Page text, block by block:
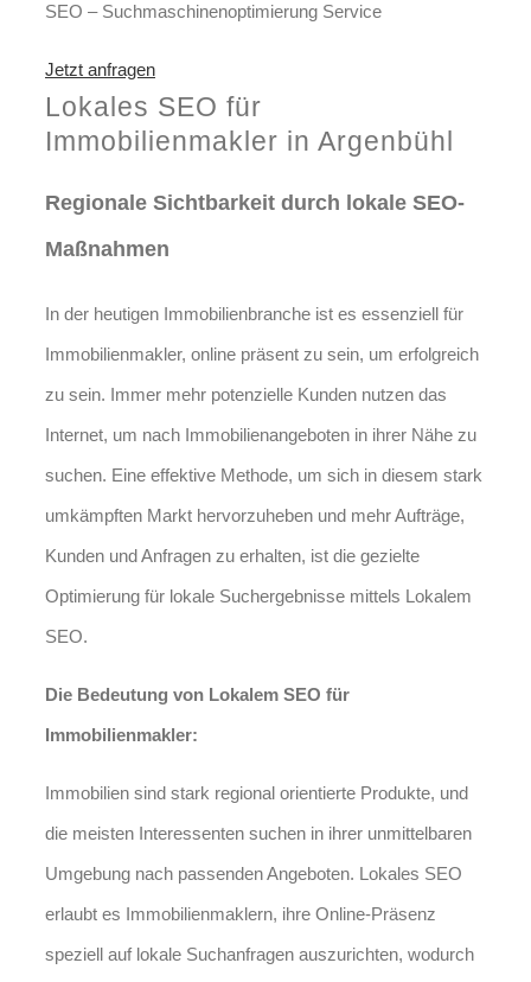
SEO – Suchmaschinenoptimierung Service
Jetzt anfragen
Lokales SEO für
Immobilienmakler in Argenbühl
Regionale Sichtbarkeit durch lokale SEO-
Maßnahmen
In der heutigen Immobilienbranche ist es essenziell für
Immobilienmakler, online präsent zu sein, um erfolgreich
zu sein. Immer mehr potenzielle Kunden nutzen das
Internet, um nach Immobilienangeboten in ihrer Nähe zu
suchen. Eine effektive Methode, um sich in diesem stark
umkämpften Markt hervorzuheben und mehr Aufträge,
Kunden und Anfragen zu erhalten, ist die gezielte
Optimierung für lokale Suchergebnisse mittels Lokalem
SEO.
Die Bedeutung von Lokalem SEO für
Immobilienmakler:
Immobilien sind stark regional orientierte Produkte, und
die meisten Interessenten suchen in ihrer unmittelbaren
Umgebung nach passenden Angeboten. Lokales SEO
erlaubt es Immobilienmaklern, ihre Online-Präsenz
speziell auf lokale Suchanfragen auszurichten, wodurch